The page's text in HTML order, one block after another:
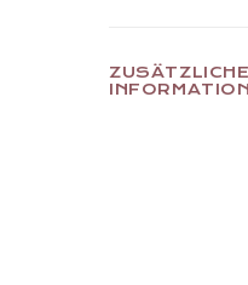
ZUSÄTZLICHE